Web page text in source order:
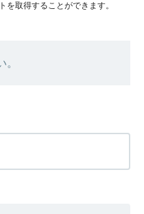
を取得することができます。